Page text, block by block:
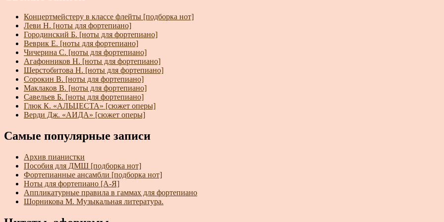
Концертмейстеру в классе флейты [подборка нот]
Леви Н. [ноты для фортепиано]
Городинский Б. [ноты для фортепиано]
Веврик Е. [ноты для фортепиано]
Чичерина С. [ноты для фортепиано]
Агафонников Н. [ноты для фортепиано]
Шерстобитова Н. [ноты для фортепиано]
Сорокин В. [ноты для фортепиано]
Маклаков В. [ноты для фортепиано]
Савельев Б. [ноты для фортепиано]
Глюк К. «АЛЬЦЕСТА» [сюжет оперы]
Верди Дж. «АИДА» [сюжет оперы]
Самые популярные записи
Архив пианистки
Пособия для ДМШ [подборка нот]
Фортепианные ансамбли [подборка нот]
Ноты для фортепиано [А-Я]
Аппликатурные правила в гаммах для фортепиано
Шорникова М. Музыкальная литература.